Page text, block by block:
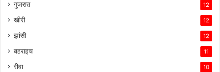
गुजरात 12
खीरी 12
झांसी 12
बहराइच 11
रीवा 10